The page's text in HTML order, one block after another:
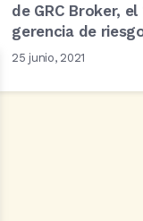
de GRC Broker,
gerencia de
25 junio, 2021